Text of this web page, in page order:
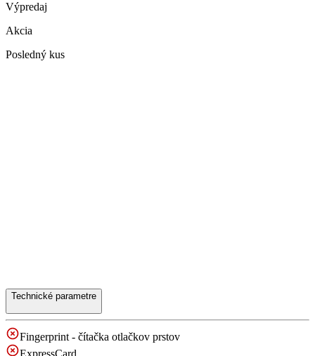
Výpredaj
Akcia
Posledný kus
Technické parametre
Fingerprint - čítačka otlačkov prstov
ExpressCard